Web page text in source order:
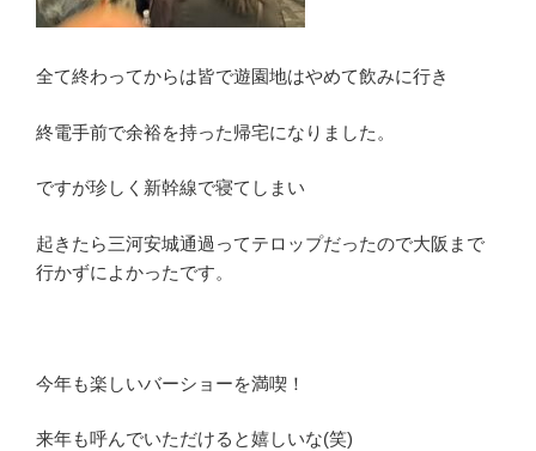
全て終わってからは皆で遊園地はやめて飲みに行き
終電手前で余裕を持った帰宅になりました。
ですが珍しく新幹線で寝てしまい
起きたら三河安城通過ってテロップだったので大阪まで
行かずによかったです。
今年も楽しいバーショーを満喫！
来年も呼んでいただけると嬉しいな(笑)